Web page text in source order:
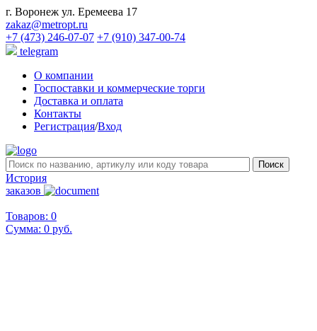
г. Воронеж ул. Еремеева 17
zakaz@metropt.ru
+7 (473) 246-07-07 +7 (910) 347-00-74
telegram
О компании
Госпоставки и коммерческие торги
Доставка и оплата
Контакты
Регистрация/Вход
История
заказов
Товаров: 0
Сумма: 0 руб.